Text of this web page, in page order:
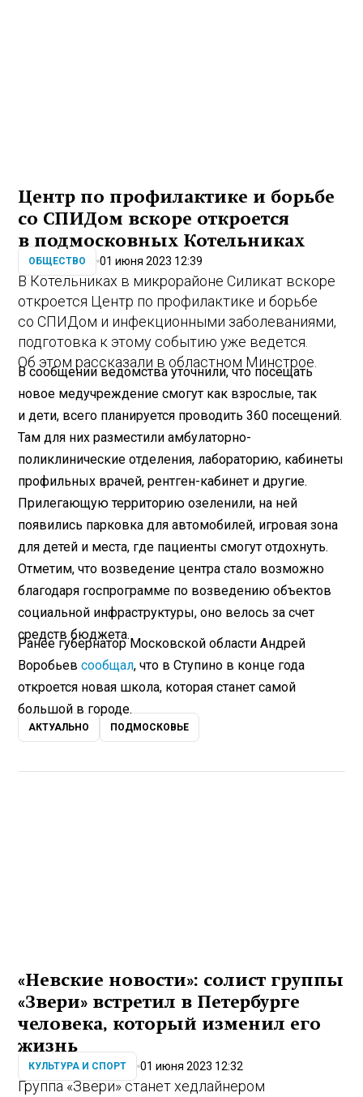
Центр по профилактике и борьбе
со СПИДом вскоре откроется
в подмосковных Котельниках
ОБЩЕСТВО 01 июня 2023 12:39
В Котельниках в микрорайоне Силикат вскоре
откроется Центр по профилактике и борьбе
со СПИДом и инфекционными заболеваниями,
подготовка к этому событию уже ведется.
Об этом рассказали в областном Минстрое.
В сообщении ведомства уточнили, что посещать
новое медучреждение смогут как взрослые, так
и дети, всего планируется проводить 360 посещений.
Там для них разместили амбулаторно-
поликлинические отделения, лабораторию, кабинеты
профильных врачей, рентген-кабинет и другие.
Прилегающую территорию озеленили, на ней
появились парковка для автомобилей, игровая зона
для детей и места, где пациенты смогут отдохнуть.
Отметим, что возведение центра стало возможно
благодаря госпрограмме по возведению объектов
социальной инфраструктуры, оно велось за счет
средств бюджета.
Ранее губернатор Московской области Андрей
Воробьевсообщал, что в Ступино в конце года
откроется новая школа, которая станет самой
большой в городе.
АКТУАЛЬНО ПОДМОСКОВЬЕ
«Невские новости»: солист группы
«Звери» встретил в Петербурге
человека, который изменил его
жизнь
КУЛЬТУРА И СПОРТ 01 июня 2023 12:32
Группа «Звери» станет хедлайнером